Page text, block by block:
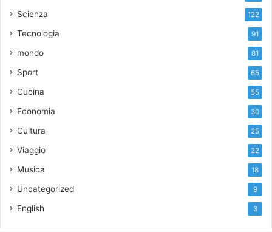
Scienza 122
Tecnologia 91
mondo 81
Sport 65
Cucina 55
Economia 30
Cultura 25
Viaggio 22
Musica 18
Uncategorized 9
English 3